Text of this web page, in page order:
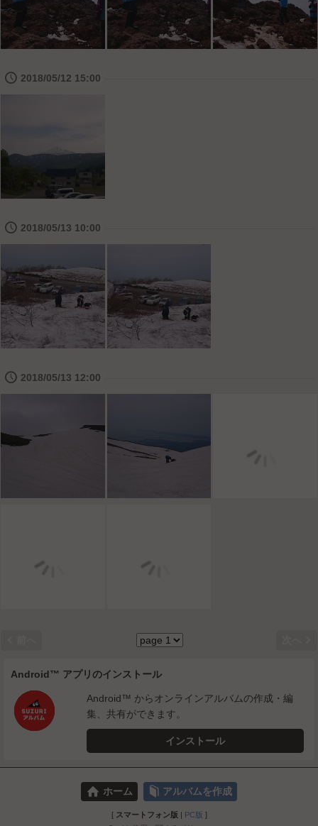
🕔 2018/05/12 15:00
🕔 2018/05/13 10:00
🕔 2018/05/13 12:00
Android™ アプリのインストール
Android™ からオンラインアルバムの作成・編
集、共有ができます。
インストール
⌂ ホーム 📕 アルバムを作成
[ スマートフォン版 | PC版 ]